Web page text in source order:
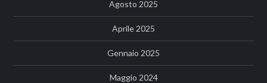
Agosto 2025
Aprile 2025
Gennaio 2025
Maggio 2024